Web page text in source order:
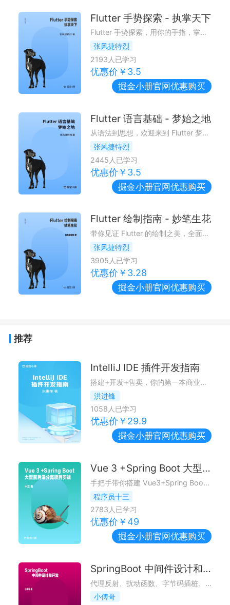
Flutter 手势探索 - 执掌天下
Flutter 手势探索，用你的手指，掌控着整个屏幕世界 ~
张风捷特烈
2193 人已学习
优惠价￥ 3.5
掘金小册官网优惠购买
Flutter 语言基础 - 梦始之地
从语法到思想，欢迎来到 Flutter 梦开始的地方 ~
张风捷特烈
2445 人已学习
优惠价￥ 3.5
掘金小册官网优惠购买
Flutter 绘制指南 - 妙笔生花
带你见证 Flutter 的绘制之美，全面解析绘制相关的知识。数学和程序的碰撞，擦出创造的火花。
张风捷特烈
3905 人已学习
优惠价￥ 3.28
掘金小册官网优惠购买
推荐
IntelliJ IDE 插件开发指南
搭建+开发+售卖，你的第一本商业化 IntelliJ IDE 插件开发 CookBook
洪进锋
1058人已学习
优惠价￥ 29.9
掘金小册官网优惠购买
Vue 3 +Spring Boot 大型前后端分离项目实战
手把手带你搭建 Vue3+Spring Boot 大型前后端分离项目
程序员十三
2783 人已学习
优惠价￥ 49
掘金小册官网优惠购买
SpringBoot 中间件设计和开发
代理反射、扰动函数、字节码插桩、类代理注册，把技术与场景结合学习中间件开发技术！
小傅哥